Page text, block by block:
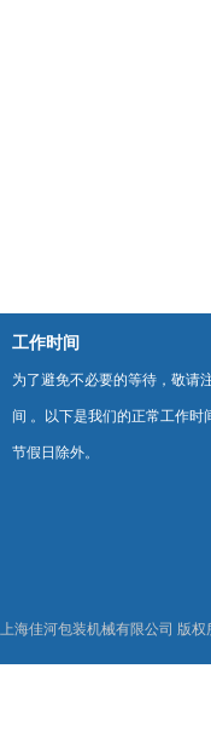
工作时间
为了避免不必要的等待，敬请
间 。以下是我们的正常工作时
节假日除外。
上海佳河包装机械有限公司 版权